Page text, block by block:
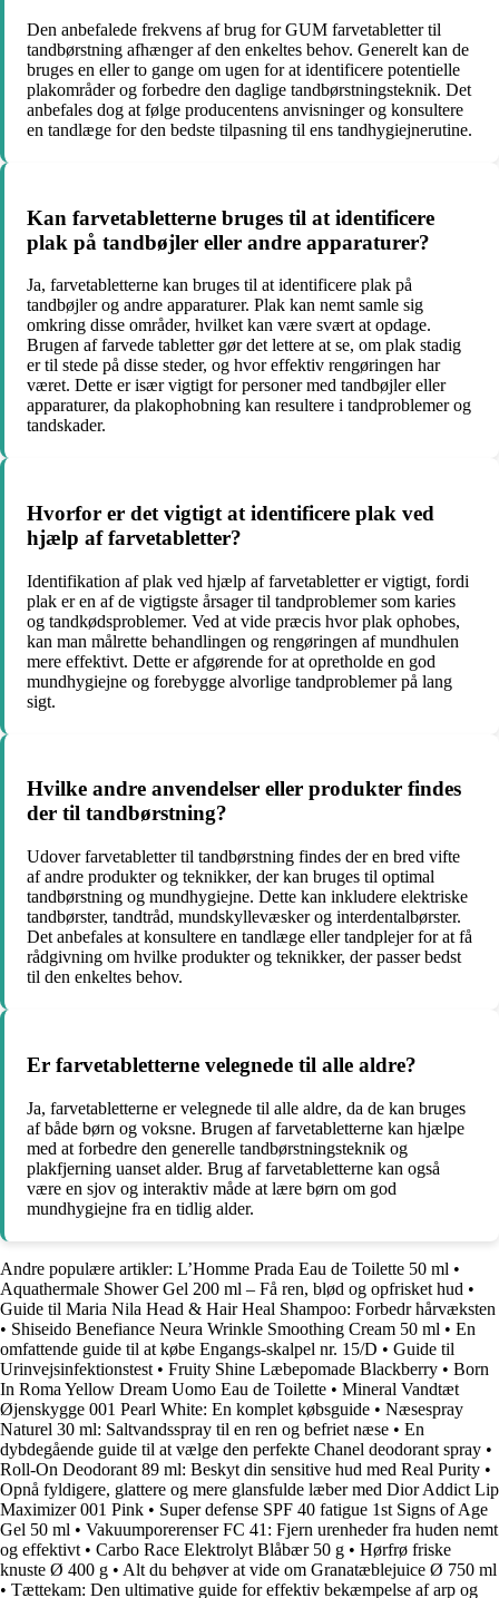
Den anbefalede frekvens af brug for GUM farvetabletter til
tandbørstning afhænger af den enkeltes behov. Generelt kan de
bruges en eller to gange om ugen for at identificere potentielle
plakområder og forbedre den daglige tandbørstningsteknik. Det
anbefales dog at følge producentens anvisninger og konsultere
en tandlæge for den bedste tilpasning til ens tandhygiejnerutine.
Kan farvetabletterne bruges til at identificere
plak på tandbøjler eller andre apparaturer?
Ja, farvetabletterne kan bruges til at identificere plak på
tandbøjler og andre apparaturer. Plak kan nemt samle sig
omkring disse områder, hvilket kan være svært at opdage.
Brugen af ​​farvede tabletter gør det lettere at se, om plak stadig
er til stede på disse steder, og hvor effektiv rengøringen har
været. Dette er især vigtigt for personer med tandbøjler eller
apparaturer, da plakophobning kan resultere i tandproblemer og
tandskader.
Hvorfor er det vigtigt at identificere plak ved
hjælp af farvetabletter?
Identifikation af plak ved hjælp af farvetabletter er vigtigt, fordi
plak er en af ​​de vigtigste årsager til tandproblemer som karies
og tandkødsproblemer. Ved at vide præcis hvor plak ophobes,
kan man målrette behandlingen og rengøringen af mundhulen
mere effektivt. Dette er afgørende for at opretholde en god
mundhygiejne og forebygge alvorlige tandproblemer på lang
sigt.
Hvilke andre anvendelser eller produkter findes
der til tandbørstning?
Udover farvetabletter til tandbørstning findes der en bred vifte
af andre produkter og teknikker, der kan bruges til optimal
tandbørstning og mundhygiejne. Dette kan inkludere elektriske
tandbørster, tandtråd, mundskyllevæsker og interdentalbørster.
Det anbefales at konsultere en tandlæge eller tandplejer for at få
rådgivning om hvilke produkter og teknikker, der passer bedst
til den enkeltes behov.
Er farvetabletterne velegnede til alle aldre?
Ja, farvetabletterne er velegnede til alle aldre, da de kan bruges
af både børn og voksne. Brugen af ​​farvetabletterne kan hjælpe
med at forbedre den generelle tandbørstningsteknik og
plakfjerning uanset alder. Brug af farvetabletterne kan også
være en sjov og interaktiv måde at lære børn om god
mundhygiejne fra en tidlig alder.
Andre populære artikler: L’Homme Prada Eau de Toilette 50 ml •
Aquathermale Shower Gel 200 ml – Få ren, blød og opfrisket hud •
Guide til Maria Nila Head & Hair Heal Shampoo: Forbedr hårvæksten
• Shiseido Benefiance Neura Wrinkle Smoothing Cream 50 ml • En
omfattende guide til at købe Engangs-skalpel nr. 15/D • Guide til
Urinvejsinfektionstest • Fruity Shine Læbepomade Blackberry • Born
In Roma Yellow Dream Uomo Eau de Toilette • Mineral Vandtæt
Øjenskygge 001 Pearl White: En komplet købsguide • Næsespray
Naturel 30 ml: Saltvandsspray til en ren og befriet næse • En
dybdegående guide til at vælge den perfekte Chanel deodorant spray •
Roll-On Deodorant 89 ml: Beskyt din sensitive hud med Real Purity •
Opnå fyldigere, glattere og mere glansfulde læber med Dior Addict Lip
Maximizer 001 Pink • Super defense SPF 40 fatigue 1st Signs of Age
Gel 50 ml • Vakuumporerenser FC 41: Fjern urenheder fra huden nemt
og effektivt • Carbo Race Elektrolyt Blåbær 50 g • Hørfrø friske
knuste Ø 400 g • Alt du behøver at vide om Granatæblejuice Ø 750 ml
• Tættekam: Den ultimative guide for effektiv bekæmpelse af arp og